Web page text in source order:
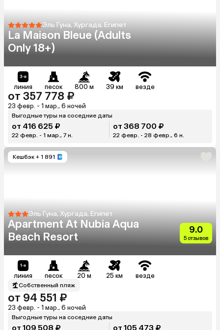
Эль Гуна, Хургада, Египет
La Maison Bleue (Adults
Only 18+)
линия песок 800 м 39 км везде
от 357 778 ₽
23 февр. - 1 мар., 6 ночей
Выгодные туры на соседние даты
от 416 625 ₽
22 февр. - 1 мар., 7 н.
от 368 700 ₽
22 февр. - 28 февр., 6 н.
Кешбэк + 1 891
Эль Гуна, Хургада, Египет
Apartment At Nubia Aqua
Beach Resort
9.0
5 отзывов
линия песок 20 м 25 км везде
Собственный пляж
от 94 551 ₽
23 февр. - 1 мар., 6 ночей
Выгодные туры на соседние даты
от 109 508 ₽ от 105 473 ₽